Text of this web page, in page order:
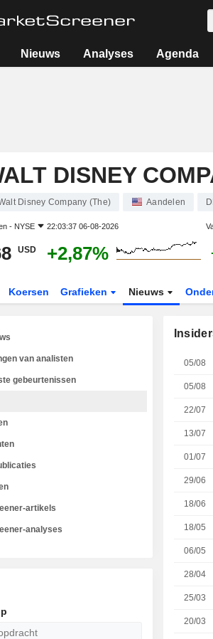
Nieuws Analyses Agenda
DISNEY
Disney Company (The) Aandelen
- NYSE 22:03:37 06-08-2026
USD +2,87%
Koersen Grafieken Nieuws
05/08
05/08
22/07
13/07
01/07
29/06
18/06
18/05
06/05
28/04
25/03
20/03
van analisten
gebeurtenissen
artikels
analyses